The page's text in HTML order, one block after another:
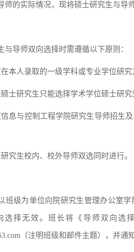
师的实际情况，现将硕士研究生与导
与导师双向选择时需遵循以下原则：
在本人录取的一级学科或专业学位研
硕士研究生只能选择学术学位硕士研
信息与控制工程学院研究生导师招生
研究生校内、校外导师双选同时进行。
班级为单位向院研究生管理办公室
选择无效。班长将《导师双向选
（注明班级和邮件主题），并通